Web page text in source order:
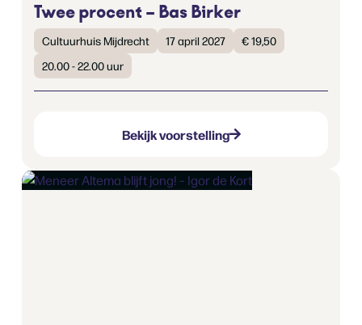
Twee procent – Bas Birker
Cultuurhuis Mijdrecht 17 april 2027
€ 19,50
20.00 - 22.00 uur
Bekijk voorstelling